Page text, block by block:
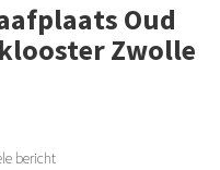
Oud
Zwolle
bericht